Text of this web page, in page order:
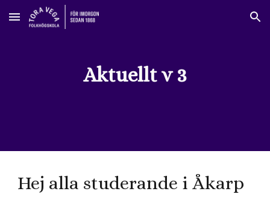
Skip to main content Skip to navigation
Aktuellt v 3
Hej alla studerande i Åkarp